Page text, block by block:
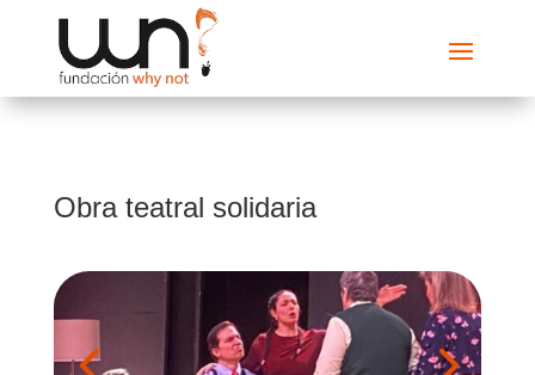
Obra teatral solidaria